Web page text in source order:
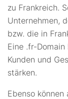
zu Frankreich.
Unternehmen,
bzw. die in
Eine .fr-
Kunden und
stärken.
Ebenso